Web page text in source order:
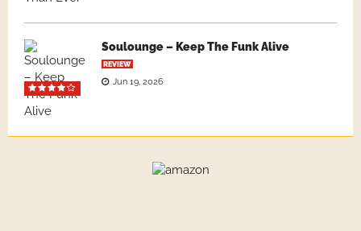
Soulounge – Keep The Funk Alive
REVIEW
Jun 19, 2026